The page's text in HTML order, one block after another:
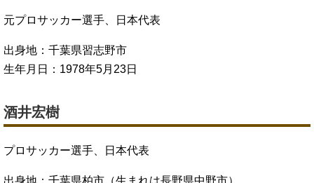
元プロサッカー選手、日本代表
出身地：千葉県習志野市
生年月日：1978年5月23日
酒井宏樹
プロサッカー選手、日本代表
出身地：千葉県柏市（生まれは長野県中野市）